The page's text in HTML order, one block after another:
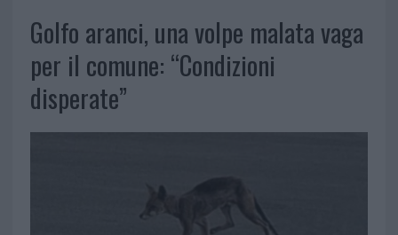
Golfo aranci, una volpe malata vaga
per il comune: “Condizioni
disperate”